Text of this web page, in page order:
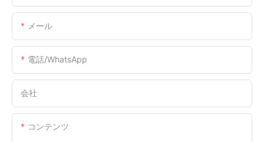
メール
電話/WhatsApp
会社
コンテンツ